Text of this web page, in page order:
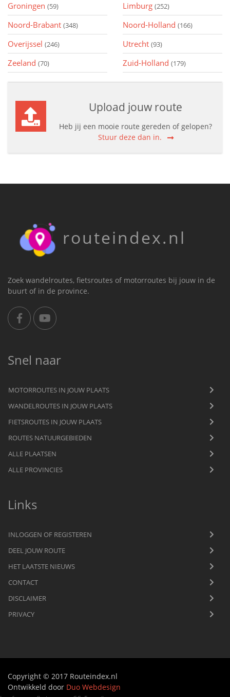
Groningen (59) Limburg (252)
Noord-Brabant (348) Noord-Holland (166)
Overijssel (246) Utrecht (93)
Zeeland (70) Zuid-Holland (179)
Upload jouw route
Heb jij een mooie route gereden of gelopen?
Stuur deze dan in.
routeindex.nl
Zoek wandelroutes, fietsroutes of motorroutes bij jouw in de
buurt of in de province.
Snel naar
MOTORROUTES IN JOUW PLAATS
WANDELROUTES IN JOUW PLAATS
FIETSROUTES IN JOUW PLAATS
ROUTES NATUURGEBIEDEN
ALLE PLAATSEN
ALLE PROVINCIES
Links
INLOGGEN OF REGISTEREN
DEEL JOUW ROUTE
HET LAATSTE NIEUWS
CONTACT
DISCLAIMER
PRIVACY
Copyright © 2017 Routeindex.nl
Ontwikkeld door Duo Webdesign